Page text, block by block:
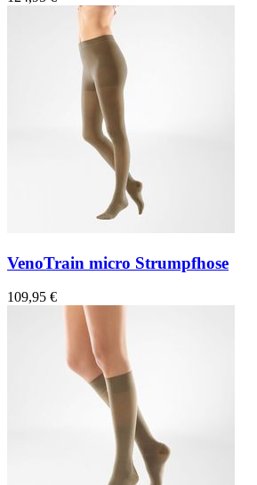
VenoTrain micro Strumpfhose
109,95 €